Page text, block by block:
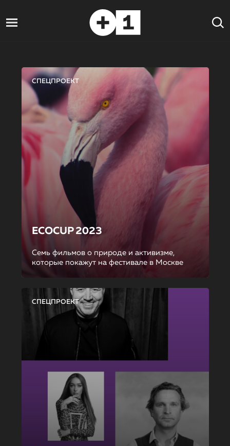
СПЕЦПРОЕКТ
ECOCUP 2023
Семь фильмов о природе и активизме,
которые покажут на фестивале в Москве
СПЕЦПРОЕКТ